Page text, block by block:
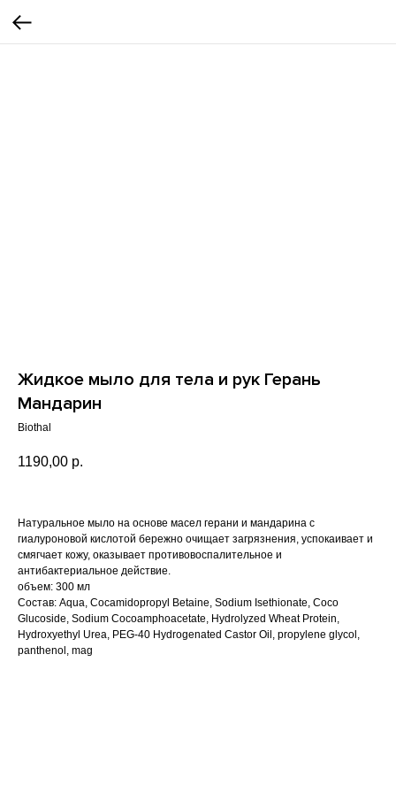
Жидкое мыло для тела и рук Герань
Мандарин
Biothal
1190,00 р.
Натуральное мыло на основе масел герани и мандарина с
гиалуроновой кислотой бережно очищает загрязнения, успокаивает и
смягчает кожу, оказывает противовоспалительное и
антибактериальное действие.
объем: 300 мл
Состав: Aqua, Cocamidopropyl Betaine, Sodium Isethionate, Coco
Glucoside, Sodium Cocoamphoacetate, Hydrolyzed Wheat Protein,
Hydroxyethyl Urea, PEG-40 Hydrogenated Castor Oil, propylene glycol,
panthenol, mag